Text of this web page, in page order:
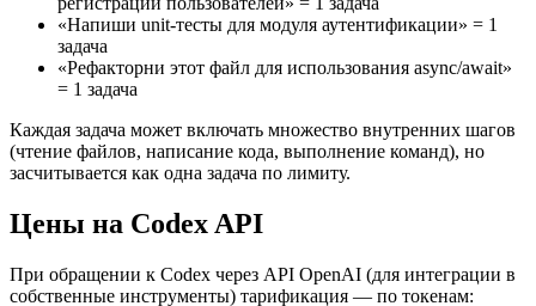
«Напиши unit-тесты для модуля аутентификации» = 1
задача
«Рефакторни этот файл для использования async/await»
= 1 задача
Каждая задача может включать множество внутренних шагов
(чтение файлов, написание кода, выполнение команд), но
засчитывается как одна задача по лимиту.
Цены на Codex API
При обращении к Codex через API OpenAI (для интеграции в
собственные инструменты) тарификация — по токенам: